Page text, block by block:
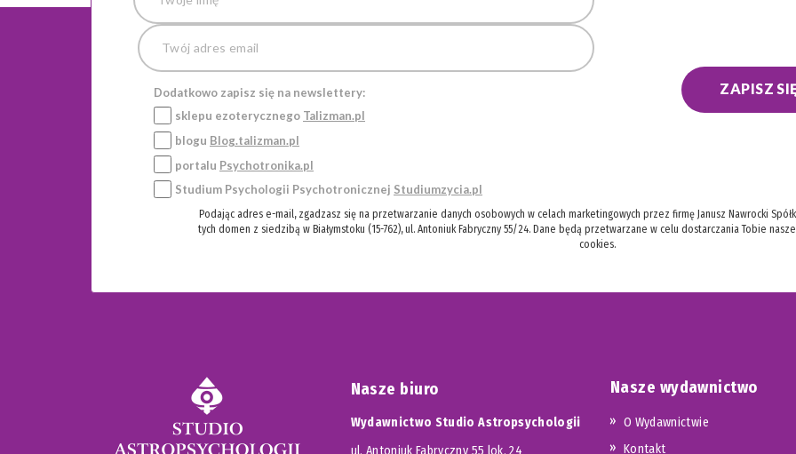
Dodatkowo zapisz się na newslettery:
sklepu ezoterycznego Talizman.pl
blogu Blog.talizman.pl
portalu Psychotronika.pl
Studium Psychologii Psychotronicznej Studiumzycia.pl
ZAPISZ
Podając adres e-mail, zgadzasz się na przetwarzanie danych osobowych w celach marketingowych przez firmę Janusz Nawrocki
tych domen z siedzibą w Białymstoku (15-762), ul. Antoniuk Fabryczny 55/24. Dane będą przetwarzane w celu dostarczania Tobie
cookies.
Nasze biuro
Wydawnictwo Studio Astropsychologii
ul. Antoniuk Fabryczny 55 lok. 24
Nasze wydawnictwo
O Wydawnictwie
Kontakt